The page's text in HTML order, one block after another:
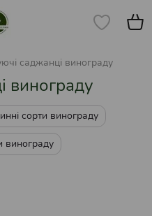
саджанці винограду
винограду
сорти винограду
винограду